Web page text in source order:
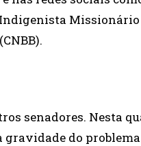
senadores. Nesta
gravidade do